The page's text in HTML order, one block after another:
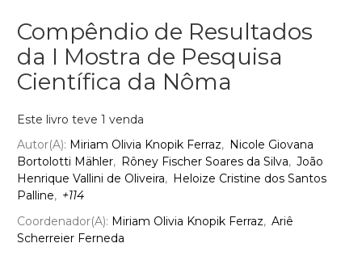
Compêndio de Resultados
da I Mostra de Pesquisa
Científica da Nôma
Este livro teve 1 venda
Autor(a): Miriam Olivia Knopik Ferraz
Nicole Giovana
Bortolotti Mähler
Rôney Fischer Soares da Silva
João
Henrique Vallini de Oliveira
Heloize Cristine dos Santos
Palline
+114
Coordenador(a): Miriam Olivia Knopik Ferraz
Ariê
Scherreier Ferneda